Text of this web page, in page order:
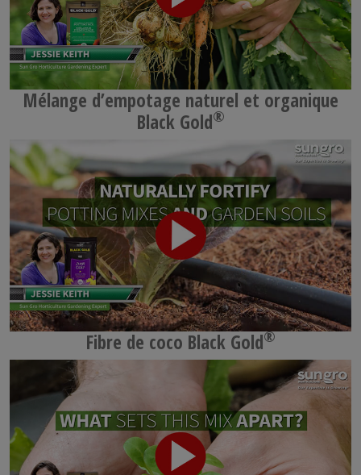
Mélange d’empotage naturel et organique
Black Gold®
Fibre de coco Black Gold®